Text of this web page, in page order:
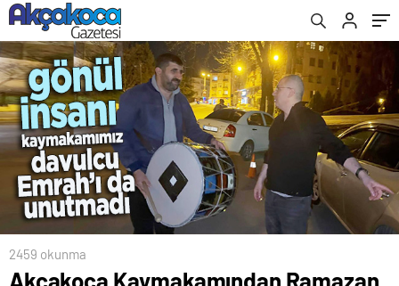
2459 okunma
Akçakoca Kaymakamından Ramazan
DESTEK!..